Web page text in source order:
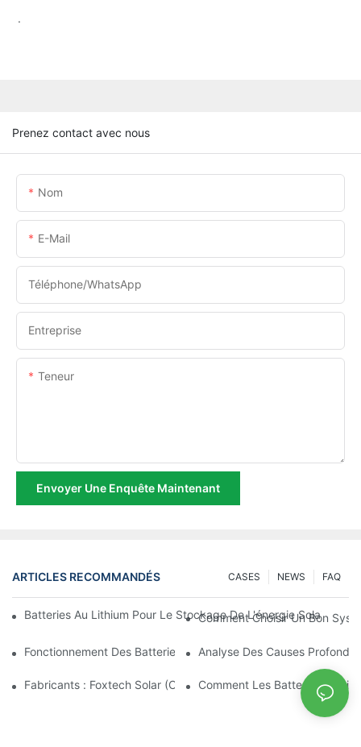
.
Prenez contact avec nous
Nom
E-Mail
Téléphone/WhatsApp
Entreprise
Teneur
Envoyer Une Enquête Maintenant
ARTICLES RECOMMANDÉS FAQ
NEWS
CASES
Batteries Au Lithium Pour Le Stockage De L'énergie Solaire
Comment Choisir Un Bon
Fonctionnement Des Batteries Solaires Au Lithium : Guide
Analyse Des Causes
Fabricants : Foxtech Solar (Chine, 2000 Ensembles De
Comment Les Batteries